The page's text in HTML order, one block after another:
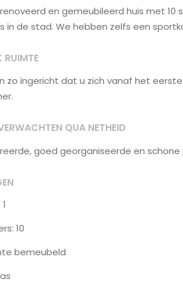
en gemeubileerd huis met
in de stad. We hebben zelfs een
RUIMTE
zo ingericht dat u zich vanaf het
QUA NETHEID
goed georganiseerde en schone
10
bemeubeld